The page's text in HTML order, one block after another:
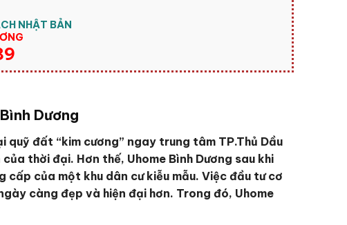
NHẬT BẢN
Dương
quỹ đất “kim cương” ngay trung tâm TP.Thủ Dầu
thời đại. Hơn thế, Uhome Bình Dương sau khi
của một khu dân cư kiễu mẫu. Việc đầu tư cơ
càng đẹp và hiện đại hơn. Trong đó, Uhome